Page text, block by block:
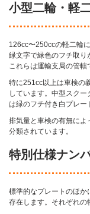
小型二輪・軽
126cc〜250ccの軽二輪
緑文字で緑色のフチ取り
これらは運輸支局の管轄
特に251cc以上は車検の
しています。中型スク
は緑のフチ付き白プレー
排気量と車検の有無によ
分類されています。
特別仕様ナン
標準的なプレートのほか
存在します。それぞれの